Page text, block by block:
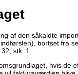
af den såkaldte
bortset fra
stk. 1.
hvis de